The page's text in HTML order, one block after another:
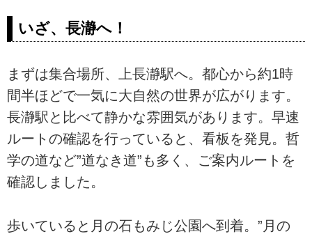
る秋の森林浴ツアー』【上長瀞駅
ー・旅行のお申込ならクラブツー
リズム。
いざ、長瀞へ！
まずは集合場所、上長瀞駅へ。都心から約1時
間半ほどで一気に大自然の世界が広がります。
長瀞駅と比べて静かな雰囲気があります。早速
ルートの確認を行っていると、看板を発見。哲
学の道など”道なき道”も多く、ご案内ルートを
確認しました。
歩いていると月の石もみじ公園へ到着。”月の